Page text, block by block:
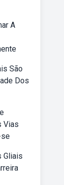
A
São
Dos
Vias
se
Gliais